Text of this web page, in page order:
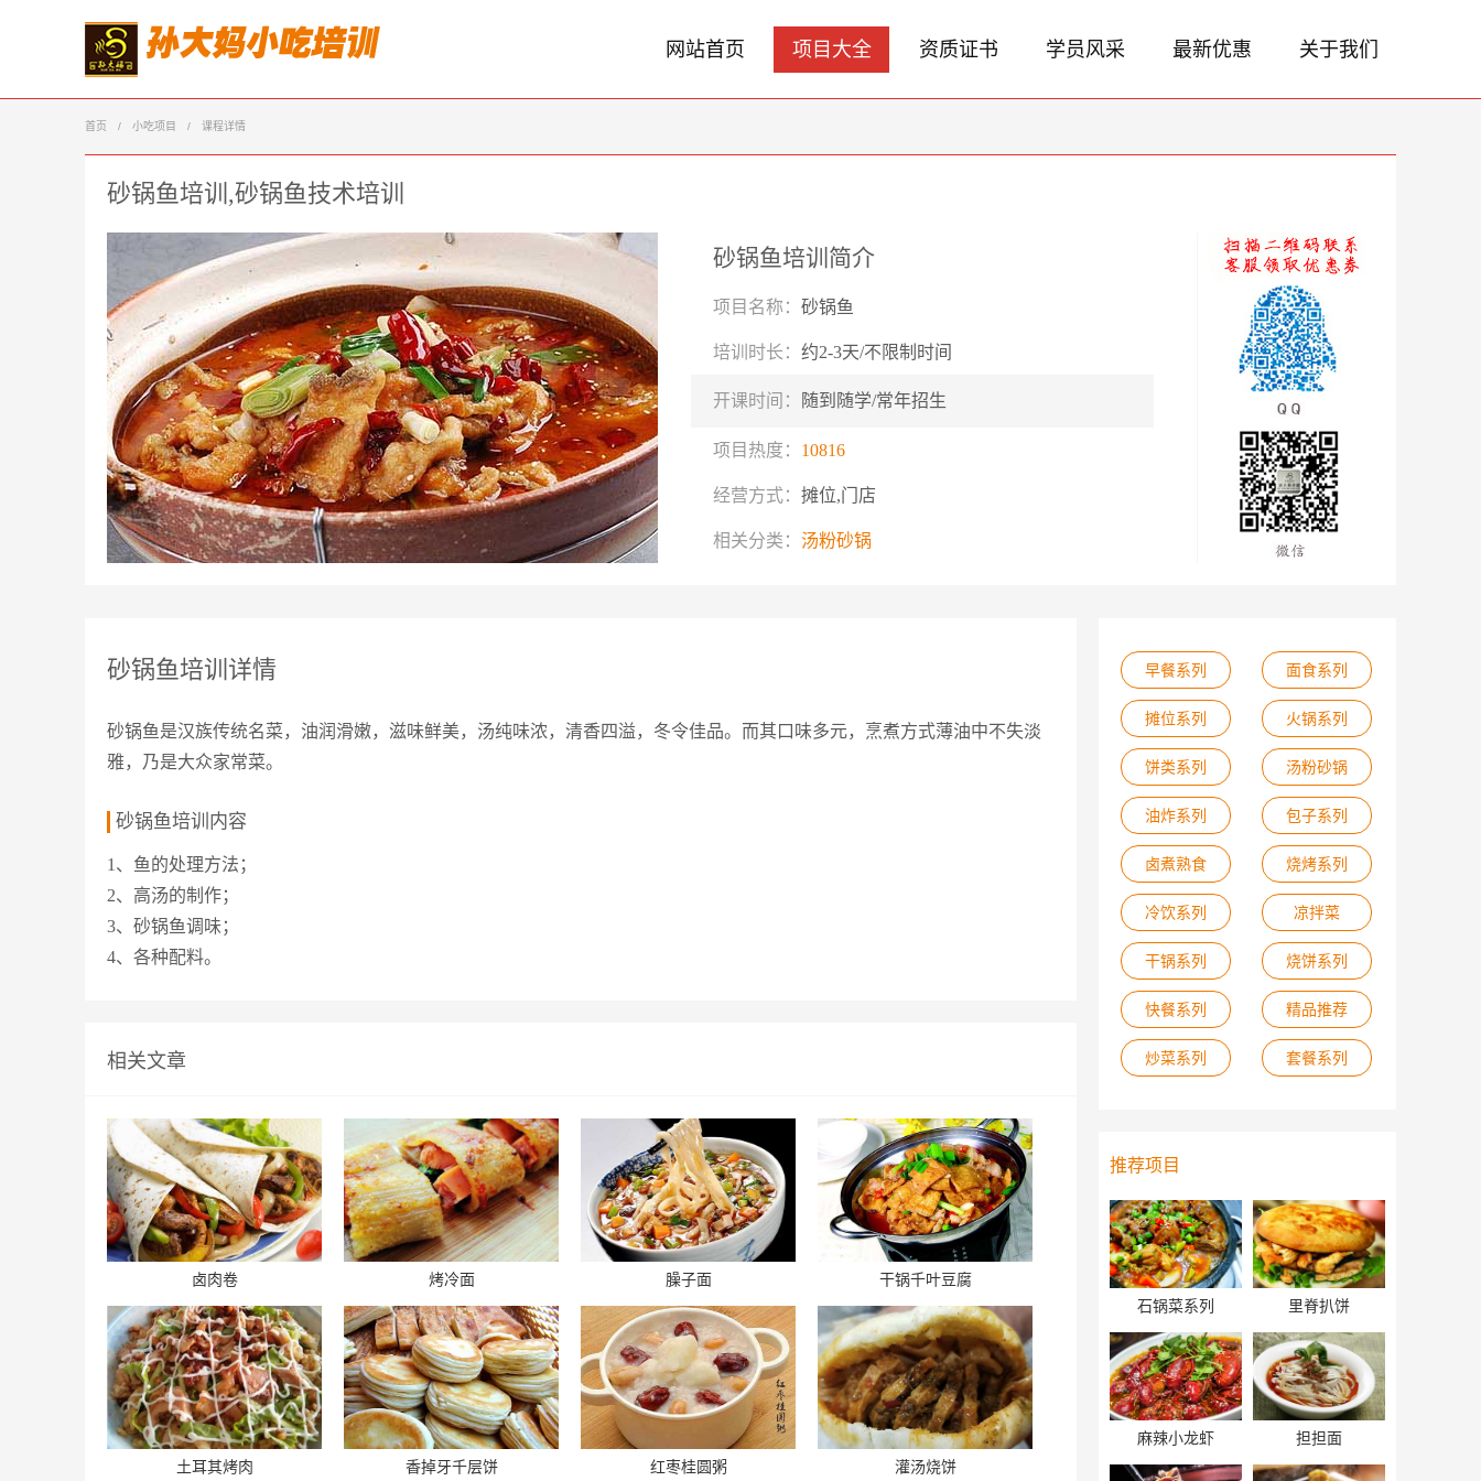
网站首页 项目大全 资质证书 学员风采 最新优惠 关于我们
首页 / 小吃项目 / 课程详情
砂锅鱼培训,砂锅鱼技术培训
砂锅鱼培训简介
项目名称： 砂锅鱼
培训时长： 约2-3天/不限制时间
开课时间： 随到随学/常年招生
项目热度： 10816
经营方式： 摊位,门店
相关分类： 汤粉砂锅
砂锅鱼培训详情
砂锅鱼是汉族传统名菜，油润滑嫩，滋味鲜美，汤纯味浓，清香四溢，冬令佳品。而其口味多元，烹煮方式薄油中不失淡
雅，乃是大众家常菜。
砂锅鱼培训内容
1、鱼的处理方法；
2、高汤的制作；
3、砂锅鱼调味；
4、各种配料。
相关文章
卤肉卷 烤冷面 臊子面 干锅千叶豆腐
土耳其烤肉 香掉牙千层饼 红枣桂圆粥 灌汤烧饼
早餐系列 面食系列
摊位系列 火锅系列
饼类系列 汤粉砂锅
油炸系列 包子系列
卤煮熟食 烧烤系列
冷饮系列 凉拌菜
干锅系列 烧饼系列
快餐系列 精品推荐
炒菜系列 套餐系列
推荐项目
石锅菜系列 里脊扒饼
麻辣小龙虾 担担面